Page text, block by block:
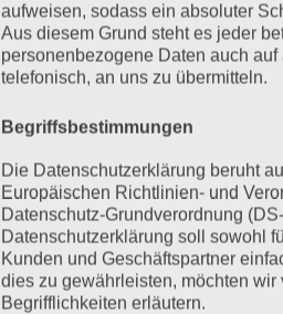
aufweisen, sodass ein absoluter
Aus diesem Grund steht es jeder
personenbezogene Daten auch
telefonisch, an uns zu übermitteln.
Begriffsbestimmungen
Die Datenschutzerklärung beruht
Europäischen Richtlinien- und
Datenschutz-Grundverordnung
Datenschutzerklärung soll sowohl
Kunden und Geschäftspartner
dies zu gewährleisten, möchten wir
Begrifflichkeiten erläutern.